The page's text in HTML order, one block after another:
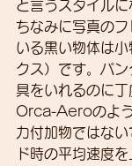
と言うスタイルに
ちなみに写真の
いる黒い物体は
クス）です。パン
具をいれるのに丁
Orca-Aeroのよ
力付加物ではな
ド時の平均速度